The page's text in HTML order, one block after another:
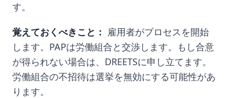
す。
覚えておくべきこと： 雇用者がプロセスを開始
します。PAPは労働組合と交渉します。もし合意
が得られない場合は、DREETSに申し立てます。
労働組合の不招待は選挙を無効にする可能性があ
ります。